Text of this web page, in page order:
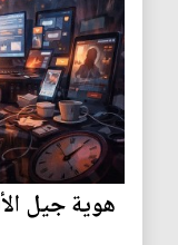
هوية جيل